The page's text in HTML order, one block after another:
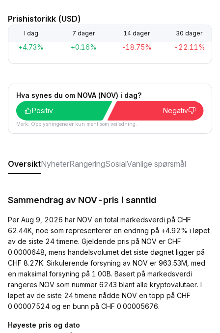
Prishistorikk (USD)
I dag 7 dager 14 dager 30 dager
+4.73% +0.16% -18.75% -22.11%
Hva synes du om NOVA (NOV) i dag?
Positiv
Negativ
Merk: Opplysningene er kun ment som veiledning.
OversiktNyheterRangeringSosialVanlige spørsmål
Sammendrag av NOV-pris i sanntid
Per Aug 9, 2026 har NOV en total markedsverdi på CHF
62.44K, noe som representerer en endring på +4.92% i løpet
av de siste 24 timene. Gjeldende pris på NOV er CHF
0.0000648, mens handelsvolumet det siste døgnet ligger på
CHF 8.27K. Sirkulerende forsyning av NOV er 963.53M, med
en maksimal forsyning på 1.00B. Basert på markedsverdi
rangeres NOV som nummer 6243 blant alle kryptovalutaer. I
løpet av de siste 24 timene nådde NOV en topp på CHF
0.00007524 og en bunn på CHF 0.00005676.
Høyeste pris og dato